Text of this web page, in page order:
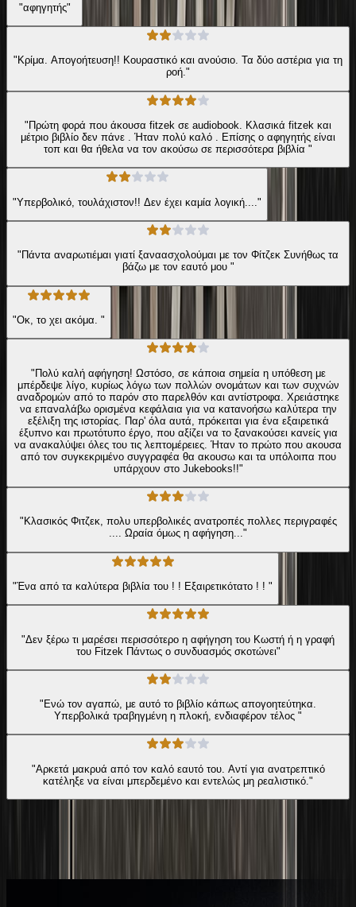
"αφηγητής"
"Κρίμα. Απογοήτευση!! Κουραστικό και ανούσιο. Τα δύο αστέρια για τη
ροή."
"Πρώτη φορά που άκουσα fitzek σε audiobook. Κλασικά fitzek και
μέτριο βιβλίο δεν πάνε . Ήταν πολύ καλό . Επίσης ο αφηγητής είναι
τοπ και θα ήθελα να τον ακούσω σε περισσότερα βιβλία "
"Υπερβολικό, τουλάχιστον!! Δεν έχει καμία λογική...."
"Πάντα αναρωτιέμαι γιατί ξαναασχολούμαι με τον Φίτζεκ Συνήθως τα
βάζω με τον εαυτό μου "
"Οκ, το χει ακόμα. "
"Πολύ καλή αφήγηση! Ωστόσο, σε κάποια σημεία η υπόθεση με
μπέρδεψε λίγο, κυρίως λόγω των πολλών ονομάτων και των συχνών
αναδρομών από το παρόν στο παρελθόν και αντίστροφα. Χρειάστηκε
να επαναλάβω ορισμένα κεφάλαια για να κατανοήσω καλύτερα την
εξέλιξη της ιστορίας. Παρ' όλα αυτά, πρόκειται για ένα εξαιρετικά
έξυπνο και πρωτότυπο έργο, που αξίζει να το ξανακούσει κανείς για
να ανακαλύψει όλες του τις λεπτομέρειες. Ήταν το πρώτο που ακουσα
από τον συγκεκριμένο συγγραφέα θα ακουσω και τα υπόλοιπα που
υπάρχουν στο Jukebooks!!"
"Κλασικός Φιτζεκ, πολυ υπερβολικές ανατροπές πολλες περιγραφές
.... Ωραία όμως η αφήγηση..."
"Ένα από τα καλύτερα βιβλία του ! ! Εξαιρετικότατο ! ! "
"Δεν ξέρω τι μαρέσει περισσότερο η αφήγηση του Κωστή ή η γραφή
του Fitzek Πάντως ο συνδυασμός σκοτώνει"
"Ενώ τον αγαπώ, με αυτό το βιβλίο κάπως απογοητεύτηκα.
Υπερβολικά τραβηγμένη η πλοκή, ενδιαφέρον τέλος "
"Αρκετά μακρυά από τον καλό εαυτό του. Αντί για ανατρεπτικό
κατέληξε να είναι μπερδεμένο και εντελώς μη ρεαλιστικό."